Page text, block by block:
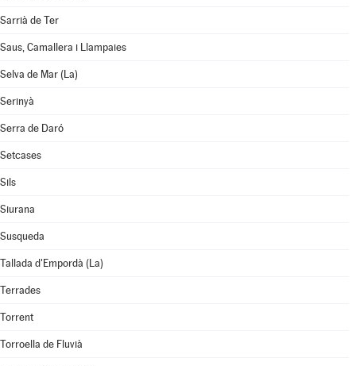
Sarrià de Ter
Saus, Camallera i Llampaies
Selva de Mar (La)
Serinyà
Serra de Daró
Setcases
Sils
Siurana
Susqueda
Tallada d'Empordà (La)
Terrades
Torrent
Torroella de Fluvià